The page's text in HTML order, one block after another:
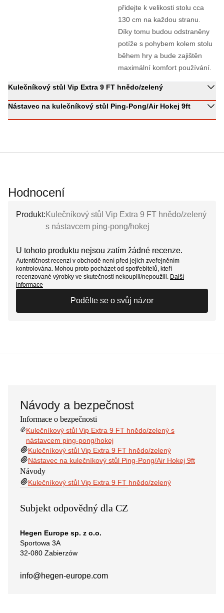
přidejte k velikosti stolu cca
130 cm na každou stranu.
Díky tomu budou odstraněny
potíže s pohybem kolem stolu
během hry a bude zajištěn
maximální komfort používání.
Kulečníkový stůl Vip Extra 9 FT hnědo/zelený
Nástavec na kulečníkový stůl Ping-Pong/Air Hokej 9ft
Hodnocení
Produkt: Kulečníkový stůl Vip Extra 9 FT hnědo/zelený
s nástavcem ping-pong/hokej
U tohoto produktu nejsou zatím žádné recenze.
Autentičnost recenzí v obchodě není před jejich zveřejněním
kontrolována. Mohou proto pocházet od spotřebitelů, kteří
recenzované výrobky ve skutečnosti nekoupili/nepoužili. Další
informace
Podělte se o svůj názor
Návody a bezpečnost
Informace o bezpečnosti
Kulečníkový stůl Vip Extra 9 FT hnědo/zelený s
nástavcem ping-pong/hokej
Kulečníkový stůl Vip Extra 9 FT hnědo/zelený
Nástavec na kulečníkový stůl Ping-Pong/Air Hokej 9ft
Návody
Kulečníkový stůl Vip Extra 9 FT hnědo/zelený
Subjekt odpovědný dla CZ
Hegen Europe sp. z o.o.
Sportowa 3A
32-080 Zabierzów
info@hegen-europe.com